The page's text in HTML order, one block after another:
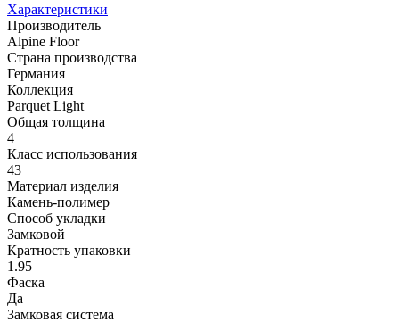
Характеристики
Производитель
Alpine Floor
Страна производства
Германия
Коллекция
Parquet Light
Общая толщина
4
Класс использования
43
Материал изделия
Камень-полимер
Способ укладки
Замковой
Кратность упаковки
1.95
Фаска
Да
Замковая система